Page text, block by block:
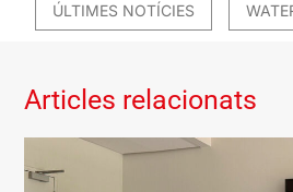
ÚLTIMES NOTÍCIES
Articles relacionats